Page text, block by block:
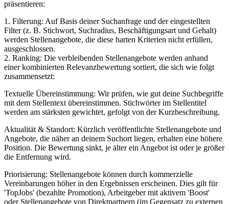
präsentieren:
1. Filterung: Auf Basis deiner Suchanfrage und der eingestellten
Filter (z. B. Stichwort, Suchradius, Beschäftigungsart und Gehalt)
werden Stellenangebote, die diese harten Kriterien nicht erfüllen,
ausgeschlossen.
2. Ranking: Die verbleibenden Stellenangebote werden anhand
einer kombinierten Relevanzbewertung sortiert, die sich wie folgt
zusammensetzt:
Textuelle Übereinstimmung: Wir prüfen, wie gut deine Suchbegriffe
mit dem Stellentext übereinstimmen. Stichwörter im Stellentitel
werden am stärksten gewichtet, gefolgt von der Kurzbeschreibung.
Aktualität & Standort: Kürzlich veröffentlichte Stellenangebote und
Angebote, die näher an deinem Suchort liegen, erhalten eine höhere
Position. Die Bewertung sinkt, je älter ein Angebot ist oder je größer
die Entfernung wird.
Priorisierung: Stellenangebote können durch kommerzielle
Vereinbarungen höher in den Ergebnissen erscheinen. Dies gilt für
'TopJobs' (bezahlte Promotion), Arbeitgeber mit aktivem 'Boost'
oder Stellenangebote von Direktpartnern (im Gegensatz zu externen